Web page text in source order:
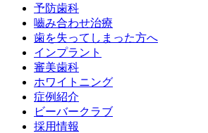
予防歯科
嚙み合わせ治療
歯を失ってしまった方へ
インプラント
審美歯科
ホワイトニング
症例紹介
ビーバークラブ
採用情報